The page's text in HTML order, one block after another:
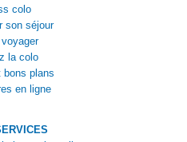
colo
son séjour
voyager
la colo
bons plans
en ligne